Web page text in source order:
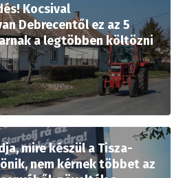
Kocsival
Debrecentől ez az 5
a legtöbben költözni
mire készül a Tisza-
nem kérnek többet az